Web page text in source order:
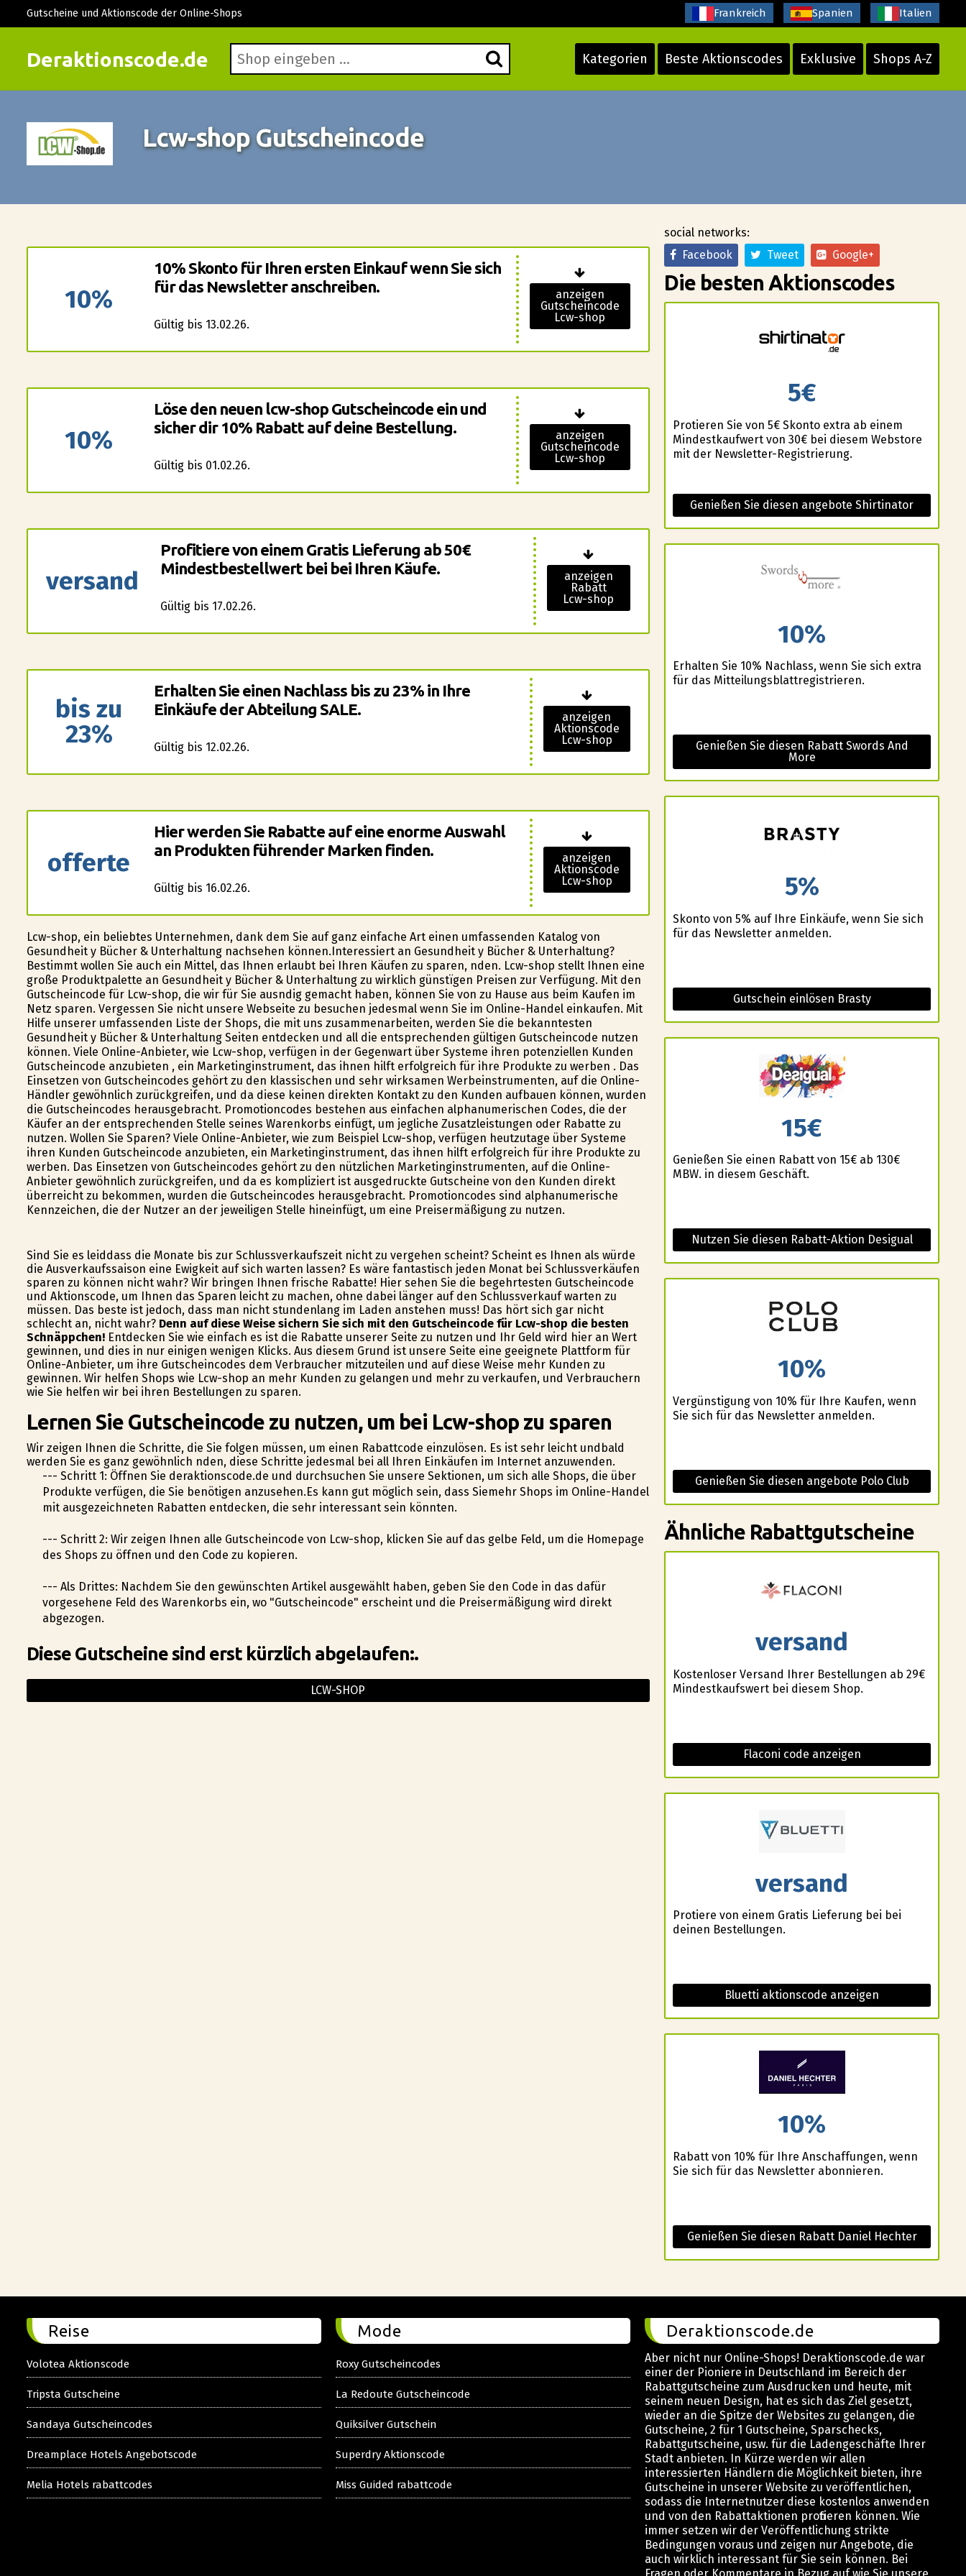
Deraktionscode.de Kategorien Beste Aktionscodes Exklusive Shops A-Z
Gutscheine und Aktionscode der Online-Shops Frankreich Spanien Italien
Lcw-shop Gutscheincode
10%
10% Skonto für Ihren ersten Einkauf wenn Sie sich
für das Newsletter anschreiben.
Gültig bis 13.02.26.
anzeigen
Gutscheincode
Lcw-shop
10%
Löse den neuen lcw-shop Gutscheincode ein und
sicher dir 10% Rabatt auf deine Bestellung.
Gültig bis 01.02.26.
anzeigen
Gutscheincode
Lcw-shop
versand
Profitiere von einem Gratis Lieferung ab 50€
Mindestbestellwert bei bei Ihren Käufe.
Gültig bis 17.02.26.
anzeigen
Rabatt
Lcw-shop
bis zu
23%
Erhalten Sie einen Nachlass bis zu 23% in Ihre
Einkäufe der Abteilung SALE.
Gültig bis 12.02.26.
anzeigen
Aktionscode
Lcw-shop
offerte
Hier werden Sie Rabatte auf eine enorme Auswahl
an Produkten führender Marken finden.
Gültig bis 16.02.26.
anzeigen
Aktionscode
Lcw-shop
Lcw-shop, ein beliebtes Unternehmen, dank dem Sie auf ganz einfache Art einen umfassenden Katalog von
Gesundheit y Bücher & Unterhaltung nachsehen können.Interessiert an Gesundheit y Bücher & Unterhaltung?
Bestimmt wollen Sie auch ein Mittel, das Ihnen erlaubt bei Ihren Käufen zu sparen, finden. Lcw-shop stellt Ihnen eine
große Produktpalette an Gesundheit y Bücher & Unterhaltung zu wirklich günstïgen Preisen zur Verfügung. Mit den
Gutscheincode für Lcw-shop, die wir für Sie ausfindig gemacht haben, können Sie von zu Hause aus beim Kaufen im
Netz sparen. Vergessen Sie nicht unsere Webseite zu besuchen jedesmal wenn Sie im Online-Handel einkaufen. Mit
Hilfe unserer umfassenden Liste der Shops, die mit uns zusammenarbeiten, werden Sie die bekanntesten
Gesundheit y Bücher & Unterhaltung Seiten entdecken und all die entsprechenden gültigen Gutscheincode nutzen
können. Viele Online-Anbieter, wie Lcw-shop, verfügen in der Gegenwart über Systeme ihren potenziellen Kunden
Gutscheincode anzubieten , ein Marketinginstrument, das ihnen hilft erfolgreich für ihre Produkte zu werben . Das
Einsetzen von Gutscheincodes gehört zu den klassischen und sehr wirksamen Werbeinstrumenten, auf die Online-
Händler gewöhnlich zurückgreifen, und da diese keinen direkten Kontakt zu den Kunden aufbauen können, wurden
die Gutscheincodes herausgebracht. Promotioncodes bestehen aus einfachen alphanumerischen Codes, die der
Käufer an der entsprechenden Stelle seines Warenkorbs einfügt, um jegliche Zusatzleistungen oder Rabatte zu
nutzen. Wollen Sie Sparen? Viele Online-Anbieter, wie zum Beispiel Lcw-shop, verfügen heutzutage über Systeme
ihren Kunden Gutscheincode anzubieten, ein Marketinginstrument, das ihnen hilft erfolgreich für ihre Produkte zu
werben. Das Einsetzen von Gutscheincodes gehört zu den nützlichen Marketinginstrumenten, auf die Online-
Anbieter gewöhnlich zurückgreifen, und da es kompliziert ist ausgedruckte Gutscheine von den Kunden direkt
überreicht zu bekommen, wurden die Gutscheincodes herausgebracht. Promotioncodes sind alphanumerische
Kennzeichen, die der Nutzer an der jeweiligen Stelle hineinfügt, um eine Preisermäßigung zu nutzen.
Sind Sie es leiddass die Monate bis zur Schlussverkaufszeit nicht zu vergehen scheint? Scheint es Ihnen als würde
die Ausverkaufssaison eine Ewigkeit auf sich warten lassen? Es wäre fantastisch jeden Monat bei Schlussverkäufen
sparen zu können nicht wahr? Wir bringen Ihnen frische Rabatte! Hier sehen Sie die begehrtesten Gutscheincode
und Aktionscode, um Ihnen das Sparen leicht zu machen, ohne dabei länger auf den Schlussverkauf warten zu
müssen. Das beste ist jedoch, dass man nicht stundenlang im Laden anstehen muss! Das hört sich gar nicht
schlecht an, nicht wahr? Denn auf diese Weise sichern Sie sich mit den Gutscheincode für Lcw-shop die besten
Schnäppchen!Entdecken Sie wie einfach es ist die Rabatte unserer Seite zu nutzen und Ihr Geld wird hier an Wert
gewinnen, und dies in nur einigen wenigen Klicks. Aus diesem Grund ist unsere Seite eine geeignete Plattform für
Online-Anbieter, um ihre Gutscheincodes dem Verbraucher mitzuteilen und auf diese Weise mehr Kunden zu
gewinnen. Wir helfen Shops wie Lcw-shop an mehr Kunden zu gelangen und mehr zu verkaufen, und Verbrauchern
wie Sie helfen wir bei ihren Bestellungen zu sparen.
Lernen Sie Gutscheincode zu nutzen, um bei Lcw-shop zu sparen
Wir zeigen Ihnen die Schritte, die Sie folgen müssen, um einen Rabattcode einzulösen. Es ist sehr leicht undbald
werden Sie es ganz gewöhnlich finden, diese Schritte jedesmal bei all Ihren Einkäufen im Internet anzuwenden.
--- Schritt 1: Öffnen Sie deraktionscode.de und durchsuchen Sie unsere Sektionen, um sich alle Shops, die über
Produkte verfügen, die Sie benötigen anzusehen.Es kann gut möglich sein, dass Siemehr Shops im Online-Handel
mit ausgezeichneten Rabatten entdecken, die sehr interessant sein könnten.
--- Schritt 2: Wir zeigen Ihnen alle Gutscheincode von Lcw-shop, klicken Sie auf das gelbe Feld, um die Homepage
des Shops zu öffnen und den Code zu kopieren.
--- Als Drittes: Nachdem Sie den gewünschten Artikel ausgewählt haben, geben Sie den Code in das dafür
vorgesehene Feld des Warenkorbs ein, wo "Gutscheincode" erscheint und die Preisermäßigung wird direkt
abgezogen.
Diese Gutscheine sind erst kürzlich abgelaufen:.
LCW-SHOP
social networks:
Facebook
Tweet Google+
Die besten Aktionscodes
5€
Profitieren Sie von 5€ Skonto extra ab einem
Mindestkaufwert von 30€ bei diesem Webstore
mit der Newsletter-Registrierung.
Genießen Sie diesen angebote Shirtinator
10%
Erhalten Sie 10% Nachlass, wenn Sie sich extra
für das Mitteilungsblattregistrieren.
Genießen Sie diesen Rabatt Swords And
More
5%
Skonto von 5% auf Ihre Einkäufe, wenn Sie sich
für das Newsletter anmelden.
Gutschein einlösen Brasty
15€
Genießen Sie einen Rabatt von 15€ ab 130€
MBW. in diesem Geschäft.
Nutzen Sie diesen Rabatt-Aktion Desigual
10%
Vergünstigung von 10% für Ihre Kaufen, wenn
Sie sich für das Newsletter anmelden.
Genießen Sie diesen angebote Polo Club
Ähnliche Rabattgutscheine
versand
Kostenloser Versand Ihrer Bestellungen ab 29€
Mindestkaufswert bei diesem Shop.
Flaconi code anzeigen
versand
Profitiere von einem Gratis Lieferung bei bei
deinen Bestellungen.
Bluetti aktionscode anzeigen
10%
Rabatt von 10% für Ihre Anschaffungen, wenn
Sie sich für das Newsletter abonnieren.
Genießen Sie diesen Rabatt Daniel Hechter
Reise
Volotea Aktionscode
Tripsta Gutscheine
Sandaya Gutscheincodes
Dreamplace Hotels Angebotscode
Melia Hotels rabattcodes
Mode
Roxy Gutscheincodes
La Redoute Gutscheincode
Quiksilver Gutschein
Superdry Aktionscode
Miss Guided rabattcode
Deraktionscode.de
Aber nicht nur Online-Shops! Deraktionscode.de war
einer der Pioniere in Deutschland im Bereich der
Rabattgutscheine zum Ausdrucken und heute, mit
seinem neuen Design, hat es sich das Ziel gesetzt,
wieder an die Spitze der Websites zu gelangen, die
Gutscheine, 2 für 1 Gutscheine, Sparschecks,
Rabattgutscheine, usw. für die Ladengeschäfte Ihrer
Stadt anbieten. In Kürze werden wir allen
interessierten Händlern die Möglichkeit bieten, ihre
Gutscheine in unserer Website zu veröffentlichen,
sodass die Internetnutzer diese kostenlos anwenden
und von den Rabattaktionen profitieren können. Wie
immer setzen wir der Veröffentlichung strikte
Bedingungen voraus und zeigen nur Angebote, die
auch wirklich interessant für Sie sein können. Bei